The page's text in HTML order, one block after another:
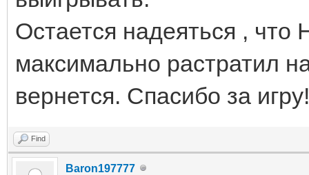
Остается надеяться , что
максимально растратил
вернется. Спасибо за
Find
Baron197777